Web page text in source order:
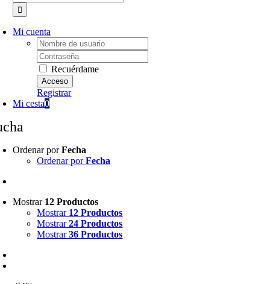
Mi cuenta
Username:
Password:
Recuérdame
Registrar
Mi cesta0
Ordenar porFecha
Ordenar porFecha
Mostrar 12 Productos
Mostrar 12 Productos
Mostrar24 Productos
Mostrar36 Productos